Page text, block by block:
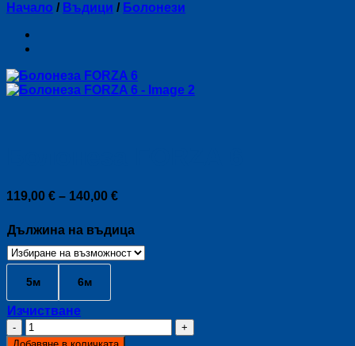
Начало / Въдици / Болонези
119,00 € – 140,00 €Price
through
140,00 €
Дължина на въдица
5м 6м
Изчистване
количество
за